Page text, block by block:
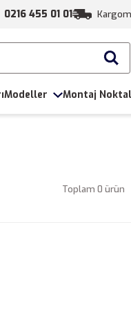
0216 455 01 01
Modeller Montaj
Toplam 0 ürün